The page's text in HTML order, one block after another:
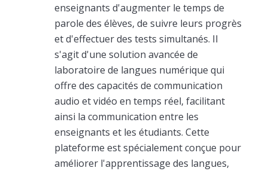
enseignants d'augmenter le temps de
parole des élèves, de suivre leurs progrès
et d'effectuer des tests simultanés. Il
s'agit d'une solution avancée de
laboratoire de langues numérique qui
offre des capacités de communication
audio et vidéo en temps réel, facilitant
ainsi la communication entre les
enseignants et les étudiants. Cette
plateforme est spécialement conçue pour
améliorer l'apprentissage des langues,